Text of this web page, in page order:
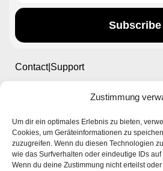
Zustimmung
Um dir ein optimales Erlebnis zu bieten,
Cookies, um Geräteinformationen zu
zuzugreifen. Wenn du diesen Technologien
wie das Surfverhalten oder eindeutige IDs
Wenn du deine Zustimmung nicht erteilst
Subscribe
Contact|Support
Ettlinger Straße 59, 76137 Karlsruhe,
+49 721 668004230